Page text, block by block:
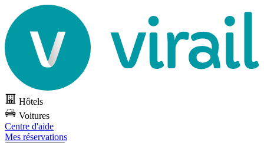
Hôtels
Voitures
Centre d'aide
Mes réservations